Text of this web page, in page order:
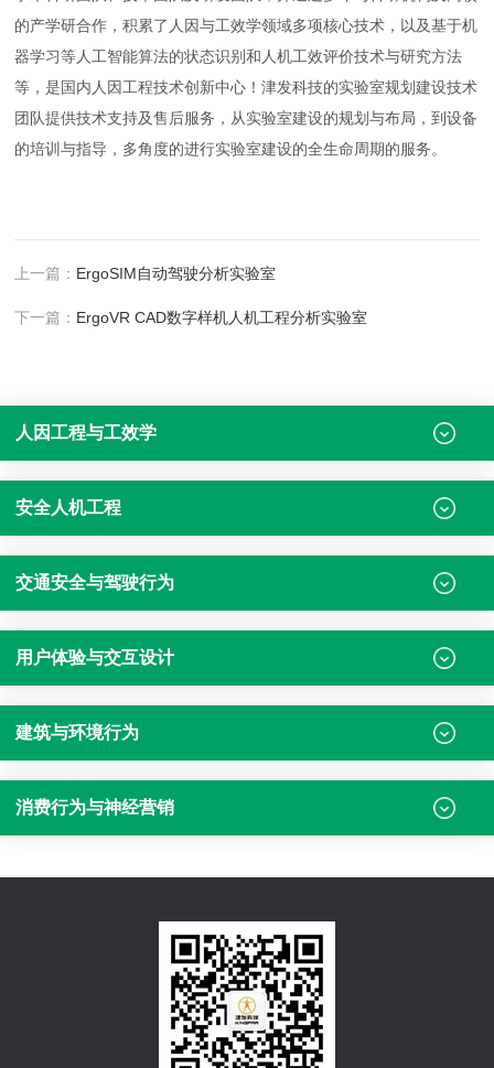
的产学研合作，积累了人因与工效学领域多项核心技术，以及基于机
器学习等人工智能算法的状态识别和人机工效评价技术与研究方法
等，是国内人因工程技术创新中心！津发科技的实验室规划建设技术
团队提供技术支持及售后服务，从实验室建设的规划与布局，到设备
的培训与指导，多角度的进行实验室建设的全生命周期的服务。
上一篇： ErgoSIM自动驾驶分析实验室
下一篇： ErgoVR CAD数字样机人机工程分析实验室
人因工程与工效学
安全人机工程
交通安全与驾驶行为
用户体验与交互设计
建筑与环境行为
消费行为与神经营销